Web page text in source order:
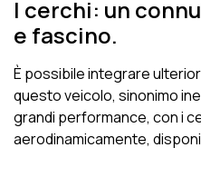
I cerchi: un
e fascino.
È possibile integrare
questo veicolo, sinonimo
grandi performance, con i
aerodinamicamente,